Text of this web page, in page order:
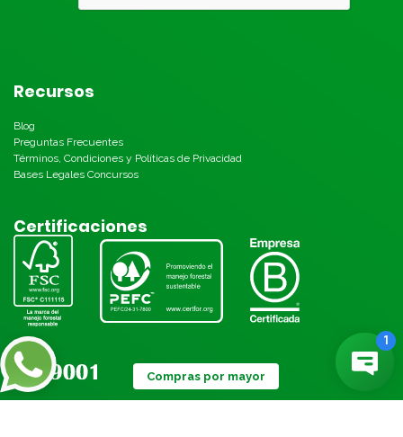
Recursos
Blog
Preguntas Frecuentes
Términos, Condiciones y Políticas de Privacidad
Bases Legales Concursos
Certificaciones
Compras por mayor